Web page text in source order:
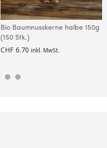
Bio Baumnusskerne halbe 150g
(150 Stk.)
CHF 6.70 inkl. MwSt.